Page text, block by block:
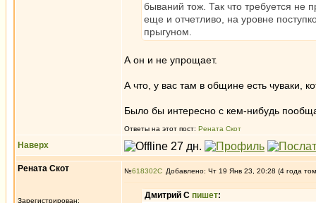
бываний тож. Так что требуется не
еще и отчетливо, на уровне
прыгуном.
А он и не упрощает.
А что, у вас там в общине есть чуваки,
Было бы интересно с кем-нибудь
Ответы на этот пост: Рената Скот
Наверх
Рената Скот
Зарегистрирован:
№618302 Добавлено: Чт 19 Янв 23, 20:28 (4 года
Дмитрий С пишет: